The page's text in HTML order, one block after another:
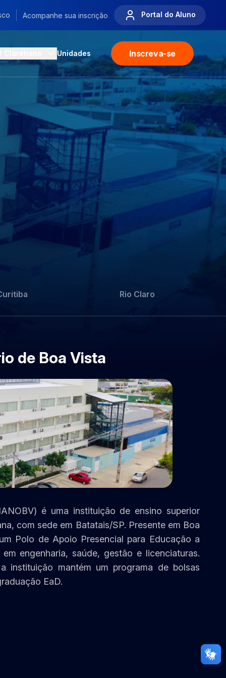
Acompanhe sua inscrição Portal do Aluno
Unidades Inscreva-se
Rio Claro
de Boa Vista
é uma instituição de ensino superior
com sede em Batatais/SP. Presente em Boa
Polo de Apoio Presencial para Educação a
engenharia, saúde, gestão e licenciaturas.
instituição mantém um programa de bolsas
EaD.